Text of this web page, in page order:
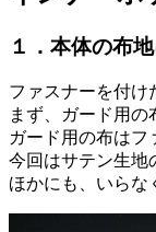
１．本体の布
ファスナーを付け
まず、ガード用
ガード用の布は
今回はサテン生地
ほかにも、いらな